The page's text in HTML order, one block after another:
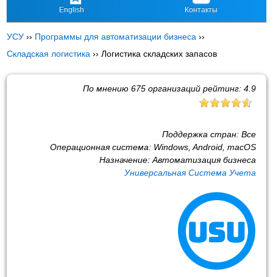
English Контакты
УСУ ›› Программы для автоматизации бизнеса ››
Складская логистика ››Логистика складских запасов
По мнению 675организаций рейтинг: 4.9
Поддержка стран: Все
Операционная система: Windows, Android, macOS
Назначение: Автоматизация бизнеса
Универсальная Система Учета